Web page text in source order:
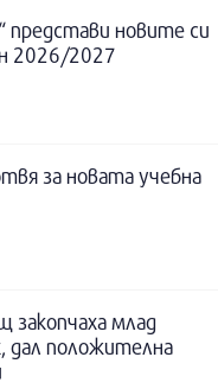
представи новите си
2026/2027
за новата учебна
закопчаха млад
дал положителна